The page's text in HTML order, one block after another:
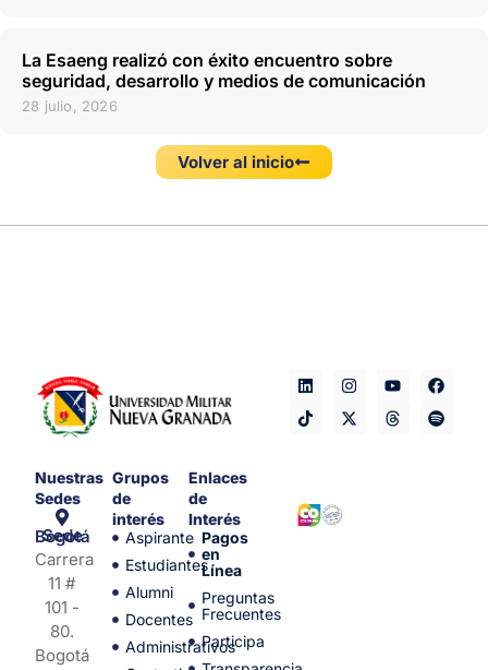
La Esaeng realizó con éxito encuentro sobre
seguridad, desarrollo y medios de comunicación
28 julio, 2026
Volver al inicio
Nuestras
Sedes
Sede Bogotá
Carrera
11 #
101 -
80.
Bogotá
Grupos
de
interés
Aspirante
Estudiantes
Alumni
Docentes
Administrativos
Enlaces
de
Interés
Pagos
en
Línea
Preguntas
Frecuentes
Participa